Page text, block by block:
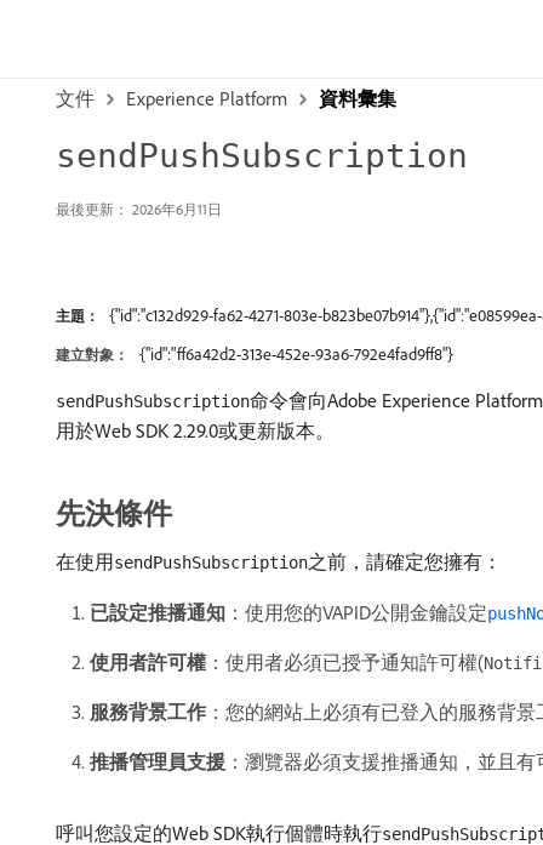
文件 Experience Platform 資料彙集
sendPushSubscription
最後更新： 2026年6月11日
主題： {"id":"c132d929-fa62-4271-803e-
建立對象： {"id":"ff6a42d2-313e-452e-93a6-792e4fad9ff8"}
sendPushSubscription命令會向Adobe Experience
用於Web SDK 2.29.0或更新版本。
先決條件
在使用sendPushSubscription之前，請確定您擁有：
已設定推播通知 ：使用您的VAPID公開金鑰設定
使用者許可權 ：使用者必須已授予通知許可權(
服務背景工作 ：您的網站上必須有已登入的服務背景
推播管理員支援 ：瀏覽器必須支援推播通知，並且有
呼叫您設定的Web SDK執行個體時執行